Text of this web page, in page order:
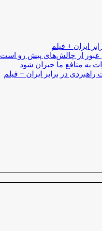
ایران + فیلم
عبور از چالش‌های پیش رو است
به منافع ما جبران شود
در برابر ایران + فیلم